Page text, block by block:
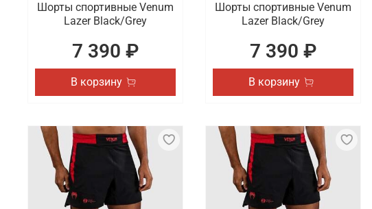
Шорты спортивные Venum
Lazer Black/Grey
7 390 ₽
В корзину
Шорты спортивные Venum
Lazer Black/Grey
7 390 ₽
В корзину